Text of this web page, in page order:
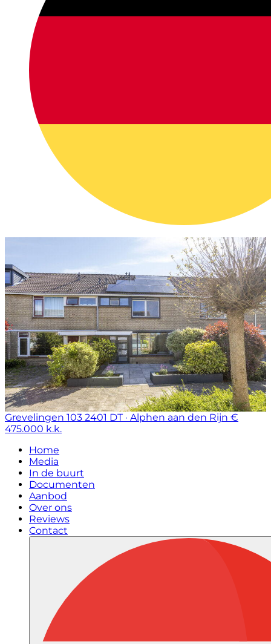
Grevelingen 103 2401 DT · Alphen aan den Rijn €
475.000 k.k.
Home
Media
In de buurt
Documenten
Aanbod
Over ons
Reviews
Contact